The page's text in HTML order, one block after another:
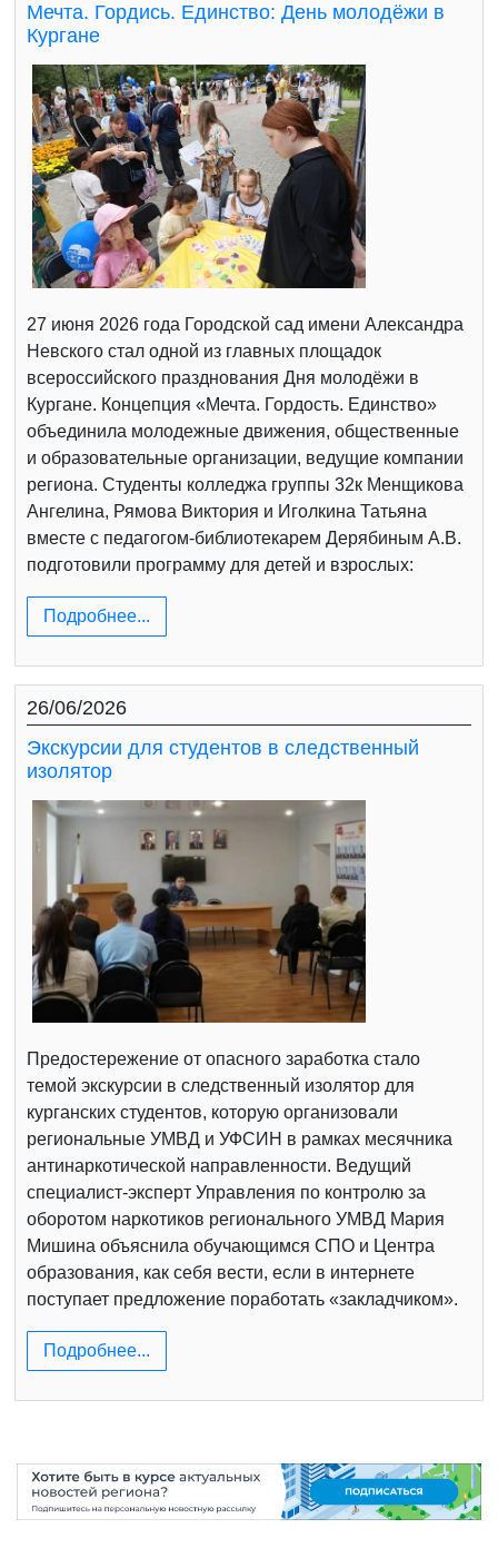
Мечта. Гордись. Единство: День молодёжи в
Кургане
27 июня 2026 года Городской сад имени Александра
Невского стал одной из главных площадок
всероссийского празднования Дня молодёжи в
Кургане. Концепция «Мечта. Гордость. Единство»
объединила молодежные движения, общественные
и образовательные организации, ведущие компании
региона. Студенты колледжа группы 32к Менщикова
Ангелина, Рямова Виктория и Иголкина Татьяна
вместе с педагогом-библиотекарем Дерябиным А.В.
подготовили программу для детей и взрослых:
Подробнее...
26/06/2026
Экскурсии для студентов в следственный
изолятор
Предостережение от опасного заработка стало
темой экскурсии в следственный изолятор для
курганских студентов, которую организовали
региональные УМВД и УФСИН в рамках месячника
антинаркотической направленности. Ведущий
специалист-эксперт Управления по контролю за
оборотом наркотиков регионального УМВД Мария
Мишина объяснила обучающимся СПО и Центра
образования, как себя вести, если в интернете
поступает предложение поработать «закладчиком».
Подробнее...